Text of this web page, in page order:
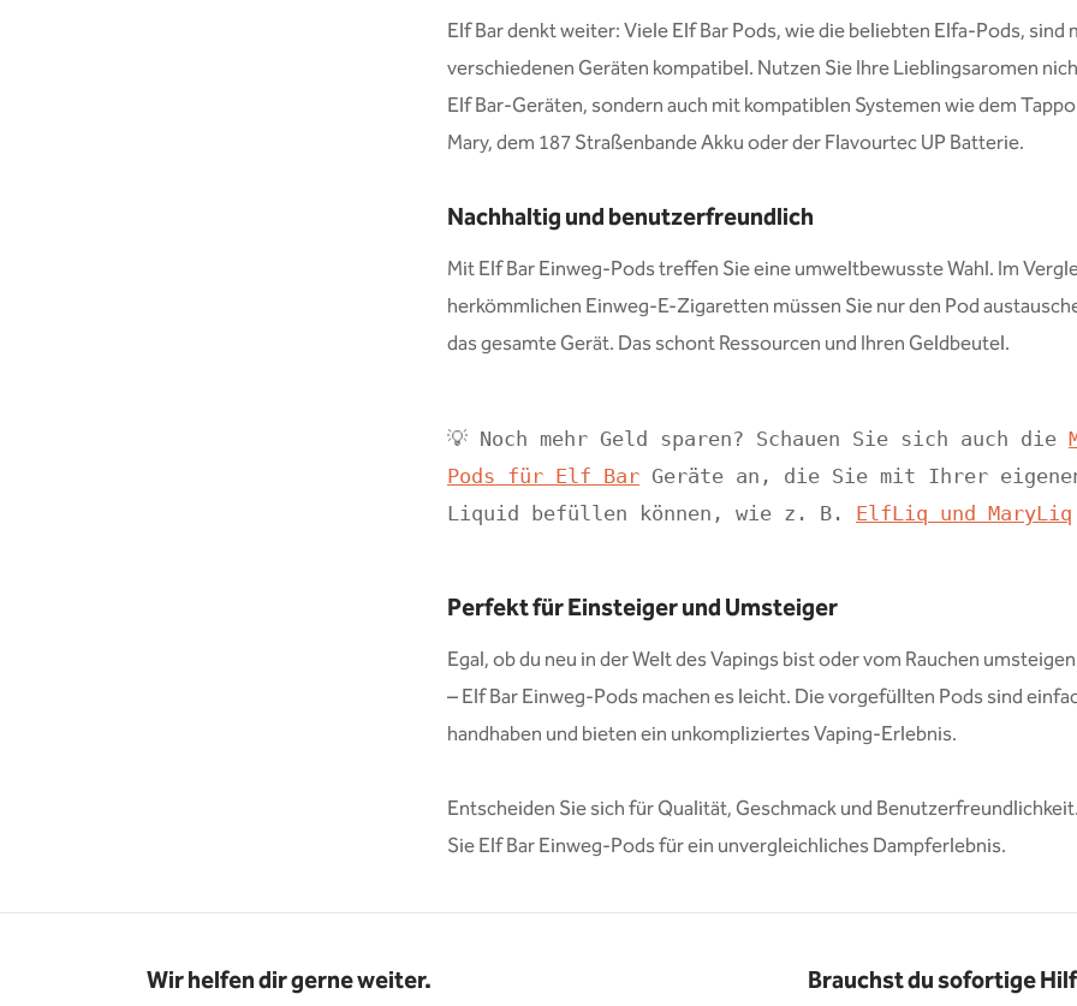
Elf Bar denkt weiter: Viele Elf Bar Pods, wie die beliebten Elfa-Pods, sind
verschiedenen Geräten kompatibel. Nutzen Sie Ihre Lieblingsaromen
Elf Bar-Geräten, sondern auch mit kompatiblen Systemen wie dem
Mary, dem 187 Straßenbande Akku oder der Flavourtec UP Batterie.
Nachhaltig und benutzerfreundlich
Mit Elf Bar Einweg-Pods treffen Sie eine umweltbewusste Wahl. Im
herkömmlichen Einweg-E-Zigaretten müssen Sie nur den Pod
das gesamte Gerät. Das schont Ressourcen und Ihren Geldbeutel.
💡 Noch mehr Geld sparen? Schauen Sie sich auch die
Pods für Elf Bar Geräte an, die Sie mit Ihrer
Liquid befüllen können, wie z. B. ElfLiq und MaryLiq
Perfekt für Einsteiger und Umsteiger
Egal, ob du neu in der Welt des Vapings bist oder vom Rauchen
– Elf Bar Einweg-Pods machen es leicht. Die vorge­füllten Pods sind
handhaben und bieten ein unkompliziertes Vaping-Erlebnis.
Entscheiden Sie sich für Qualität, Geschmack und
Sie Elf Bar Einweg-Pods für ein unvergleichliches Dampferlebnis.
Wir helfen dir gerne weiter. Brauchst du sofortige